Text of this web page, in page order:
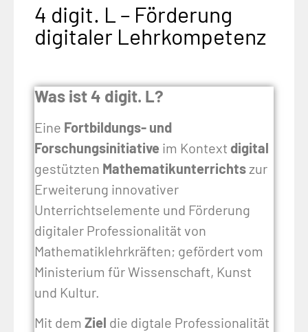
4 digit. L – Förderung
digitaler Lehrkompetenz
Was ist 4 digit. L?
Eine Fortbildungs- und
Forschungsinitiative im Kontext digital
gestützten Mathematikunterrichtszur
Erweiterung innovativer
Unterrichtselemente und Förderung
digitaler Professionalität von
Mathematiklehrkräften; gefördert vom
Ministerium für Wissenschaft, Kunst
und Kultur.
Mit dem Ziel die digtale Professionalität